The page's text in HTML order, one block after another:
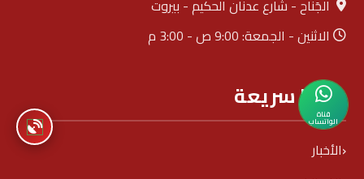
قناة
الواتساب
الجَناح - شارع عدنان الحكيم - بيروت
الاثنين - الجمعة: 9:00 ص - 3:00 م
روابط سريعة
الأخبار